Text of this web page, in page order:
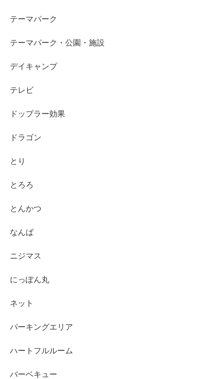
テーマパーク
テーマパーク・公園・施設
デイキャンプ
テレビ
ドップラー効果
ドラゴン
とり
とろろ
とんかつ
なんば
ニジマス
にっぽん丸
ネット
パーキングエリア
ハートフルルーム
バーベキュー